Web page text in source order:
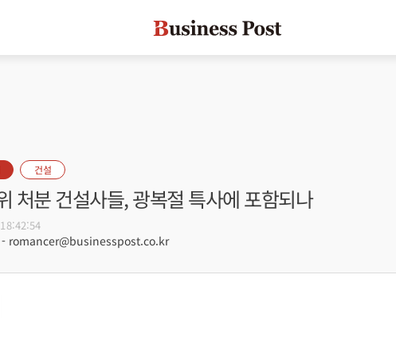
건설
처분 건설사들, 광복절 특사에 포함되나
- romancer@businesspost.co.kr